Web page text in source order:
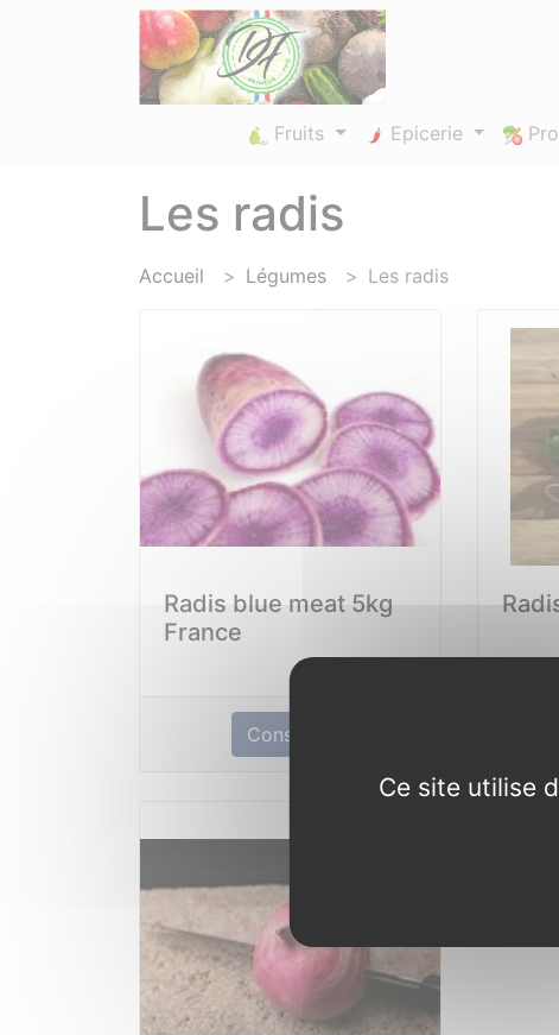
Fruits Epicerie
Les radis
Accueil Légumes Les radis
Radis blue meat 5kg
France
Consulter
Panneau de gestion des cookies
Ce site utilise